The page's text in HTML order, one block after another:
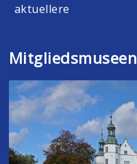
aktuellere
Mitgliedsmuseen